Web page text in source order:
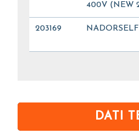
400V (NEW
203169
DATI